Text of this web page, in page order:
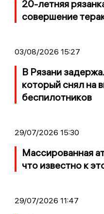
20-летняя
совершение
03/08/2026 15:27
В Рязани
который снял на
беспилотников
29/07/2026 15:30
Массированная
что известно к
29/07/2026 11:47